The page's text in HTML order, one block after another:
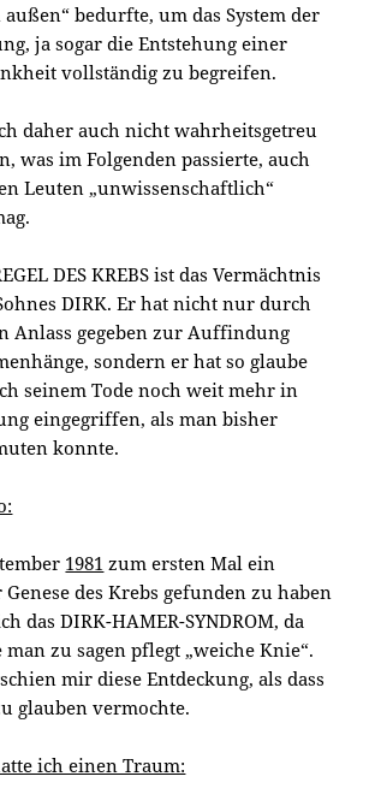
bedurfte, um das System der
ja sogar die Entstehung einer
vollständig zu begreifen.
daher auch nicht wahrheitsgetreu
was im Folgenden passierte, auch
Leuten „unwissenschaftlich“
DES KREBS ist das Vermächtnis
DIRK. Er hat nicht nur durch
Anlass gegeben zur Auffindung
sondern er hat so glaube
seinem Tode noch weit mehr in
eingegriffen, als man bisher
konnte.
1981 zum ersten Mal ein
Genese des Krebs gefunden zu haben
das DIRK-HAMER-SYNDROM, da
zu sagen pflegt „weiche Knie“.
mir diese Entdeckung, als dass
glauben vermochte.
ich einen Traum: